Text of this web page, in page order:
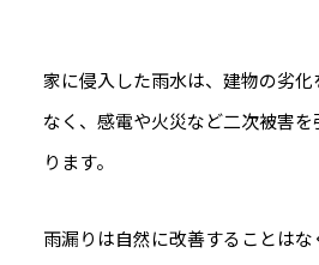
家に侵入した雨水は、建物の劣
なく、感電や火災など二次被害
ります。
雨漏りは自然に改善することは